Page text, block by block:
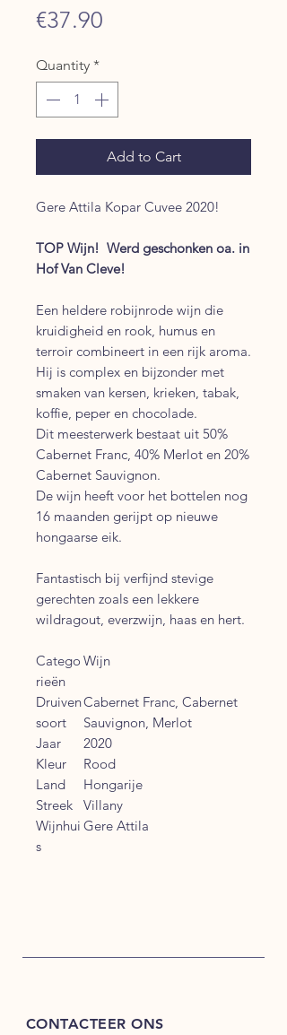
€37.90
Quantity *
Add to Cart
Gere Attila Kopar Cuvee 2020!
TOP Wijn! Werd geschonken oa. in
Hof Van Cleve!
Een heldere robijnrode wijn die
kruidigheid en rook, humus en
terroir combineert in een rijk aroma.
Hij is complex en bijzonder met
smaken van kersen, krieken, tabak,
koffie, peper en chocolade.
Dit meesterwerk bestaat uit 50%
Cabernet Franc, 40% Merlot en 20%
Cabernet Sauvignon.
De wijn heeft voor het bottelen nog
16 maanden gerijpt op nieuwe
hongaarse eik.
Fantastisch bij verfijnd stevige
gerechten zoals een lekkere
wildragout, everzwijn, haas en hert.
Catego
rieën
Wijn
Druiven
soort
Cabernet Franc, Cabernet
Sauvignon, Merlot
Jaar
2020
Kleur
Rood
Land
Hongarije
Streek
Villany
Wijnhui
s
Gere Attila
CONTACTEER ONS